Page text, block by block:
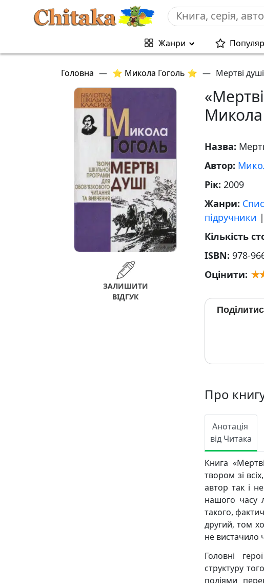
Жанри
Головна — ⭐ Микола Гоголь ⭐ — Мертві душі
ЗАЛИШИТИ
ВІДГУК
Микола
Назва:
Автор:
Рік: 2009
Жанри:
підручники |
Кількість
ISBN: 978-
Оцінити:
Про
Анотація
від Читака
Книга
твором зі
автор так і
нашого часу
такого,
другий, том
не вистачило
Головні
структуру
подіями